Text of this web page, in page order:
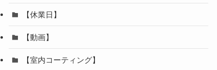
【休業日】
【動画】
【室内コーティング】